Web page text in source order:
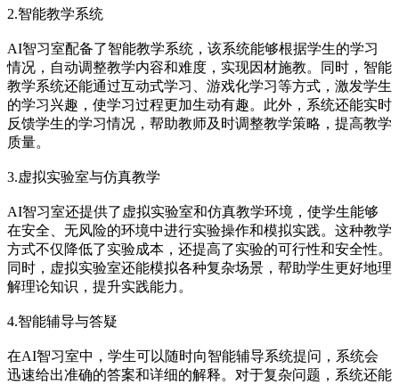
2.智能教学系统
AI智习室配备了智能教学系统，该系统能够根据学生的学习
情况，自动调整教学内容和难度，实现因材施教。同时，智能
教学系统还能通过互动式学习、游戏化学习等方式，激发学生
的学习兴趣，使学习过程更加生动有趣。此外，系统还能实时
反馈学生的学习情况，帮助教师及时调整教学策略，提高教学
质量。
3.虚拟实验室与仿真教学
AI智习室还提供了虚拟实验室和仿真教学环境，使学生能够
在安全、无风险的环境中进行实验操作和模拟实践。这种教学
方式不仅降低了实验成本，还提高了实验的可行性和安全性。
同时，虚拟实验室还能模拟各种复杂场景，帮助学生更好地理
解理论知识，提升实践能力。
4.智能辅导与答疑
在AI智习室中，学生可以随时向智能辅导系统提问，系统会
迅速给出准确的答案和详细的解释。对于复杂问题，系统还能